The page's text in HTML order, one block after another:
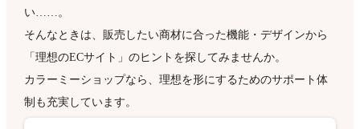
い……。
そんなときは、販売したい商材に合った機能・デザインから
「理想のECサイト」のヒントを探してみませんか。
カラーミーショップなら、理想を形にするためのサポート体
制も充実しています。